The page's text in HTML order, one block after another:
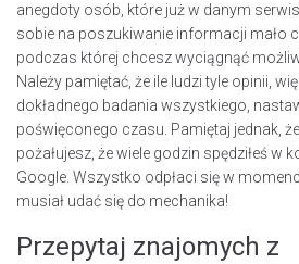
anegdoty osób, które już w danym
sobie na poszukiwanie informacji mało
podczas której chcesz wyciągnąć
Należy pamiętać, że ile ludzi tyle opinii,
dokładnego badania wszystkiego,
poświęconego czasu. Pamiętaj jednak,
pożałujesz, że wiele godzin spędziłeś w
Google. Wszystko odpłaci się w
musiał udać się do mechanika!
Przepytaj znajomych z